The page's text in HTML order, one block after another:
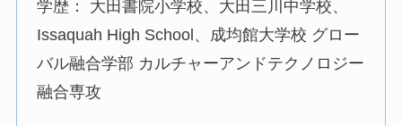
学歴： 大田書院小学校、大田三川中学校、
Issaquah High School、成均館大学校 グロー
バル融合学部 カルチャーアンドテクノロジー
融合専攻